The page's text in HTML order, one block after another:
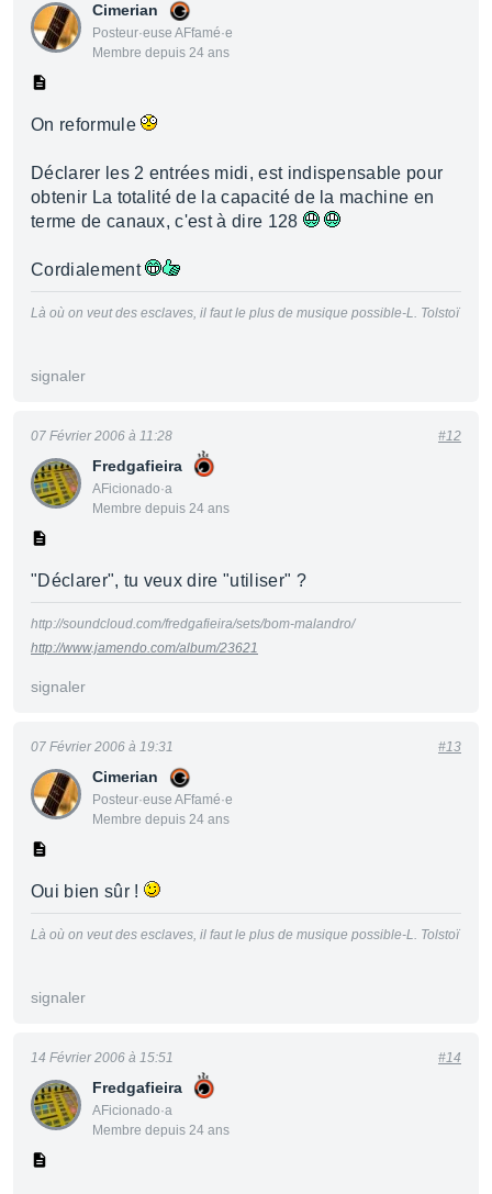
Cimerian
Posteur·euse AFfamé·e
Membre depuis 24 ans
On reformule
Déclarer les 2 entrées midi, est indispensable pour
obtenir La totalité de la capacité de la machine en
terme de canaux, c'est à dire 128
Cordialement
Là où on veut des esclaves, il faut le plus de musique possible-L. Tolstoï
signaler
Fredgafieira
AFicionado·a
Membre depuis 24 ans
07 Février 2006 à 11:28 #12
"Déclarer", tu veux dire "utiliser" ?
http://soundcloud.com/fredgafieira/sets/bom-malandro/
http://www.jamendo.com/album/23621
signaler
Cimerian
Posteur·euse AFfamé·e
Membre depuis 24 ans
07 Février 2006 à 19:31 #13
Oui bien sûr !
Là où on veut des esclaves, il faut le plus de musique possible-L. Tolstoï
signaler
Fredgafieira
AFicionado·a
Membre depuis 24 ans
14 Février 2006 à 15:51 #14